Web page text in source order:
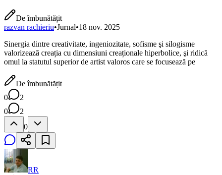
De îmbunătățit
razvan rachieriu•Jurnal•18 nov. 2025
Sinergia dintre creativitate, ingeniozitate, sofisme şi silogisme
valorizează creația cu dimensiuni creaționale hiperbolice, şi ridică
omul la statutul superior de artist valoros care se focusează pe
De îmbunătățit
0
2
0
2
0
RR